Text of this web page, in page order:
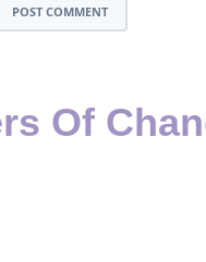
POST COMMENT
Of